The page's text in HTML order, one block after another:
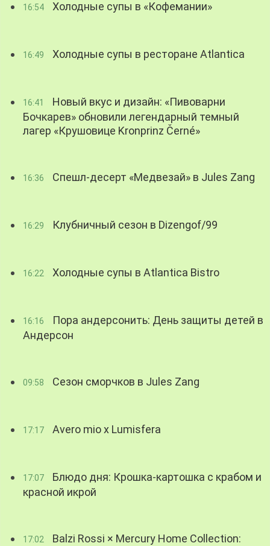
16:54 Холодные супы в «Кофемании»
16:49 Холодные супы в ресторане Atlantica
16:41
Новый вкус и дизайн: «Пивоварни
Бочкарев» обновили легендарный темный
лагер «Крушовице Kronprinz Černé»
16:36 Спешл-десерт «Медвезай» в Jules Zang
16:29 Клубничный сезон в Dizengof/99
16:22 Холодные супы в Atlantica Bistro
16:16
Пора андерсонить: День защиты детей в
Андерсон
09:58 Сезон сморчков в Jules Zang
17:17 Avero mio x Lumisfera
17:07
Блюдо дня: Крошка-картошка с крабом и
красной икрой
17:02
Balzi Rossi × Mercury Home Collection: